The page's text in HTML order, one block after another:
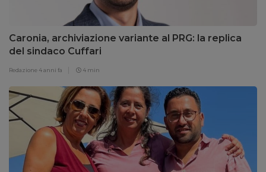
Caronia, archiviazione variante al PRG: la replica
del sindaco Cuffari
Redazione 4 anni fa 4 min